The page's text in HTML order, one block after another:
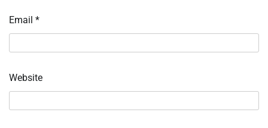
Email *
Website